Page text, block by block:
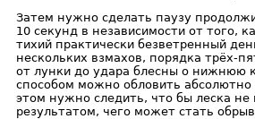
Затем нужно сделать паузу
10 секунд в независимости от того,
тихий практически безветренный
нескольких взмахов, порядка трёх-
от лунки до удара блесны о нижнюю
способом можно обловить абсолютно
этом нужно следить, что бы леска не
результатом, чего может стать